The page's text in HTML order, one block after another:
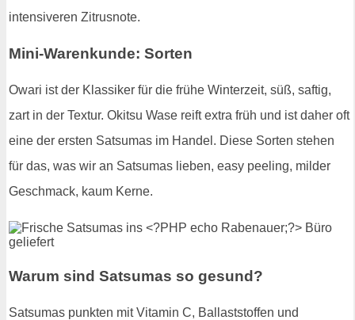
intensiveren Zitrusnote.
Mini-Warenkunde: Sorten
Owari ist der Klassiker für die frühe Winterzeit, süß, saftig,
zart in der Textur. Okitsu Wase reift extra früh und ist daher oft
eine der ersten Satsumas im Handel. Diese Sorten stehen
für das, was wir an Satsumas lieben, easy peeling, milder
Geschmack, kaum Kerne.
Warum sind Satsumas so gesund?
Satsumas punkten mit Vitamin C, Ballaststoffen und